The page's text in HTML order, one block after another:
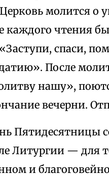
молится о
каждого чтения
спаси,
После
нашу»,
вечерни.
Пятидесятницы
Литургии — для
и